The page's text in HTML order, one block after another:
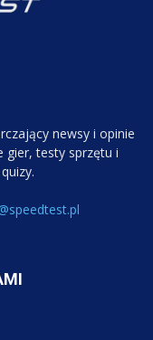
newsy i opinie
gier, testy sprzętu i